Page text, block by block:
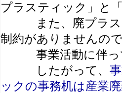
プラスティック」と
また、廃プラステ
制約がありませんの
事業活動に伴って
したがって、
ックの事務机は産業